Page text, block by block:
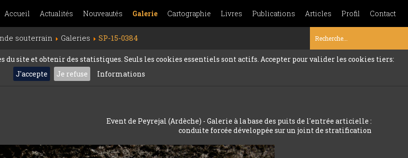
Accueil Actualités Nouveautés Galerie Cartographie Livres Publications Articles Profil Contact
souterrain Galeries SP-15-0384
site et obtenir des statistiques. Seuls les cookies essentiels sont actifs. Accepter pour valider les cookies tiers:
J'accepte
Je refuse Informations
Event de Peyrejal (Ardèche) - Galerie à la base des puits de l'entrée articielle :
conduite forcée développée sur un joint de stratification